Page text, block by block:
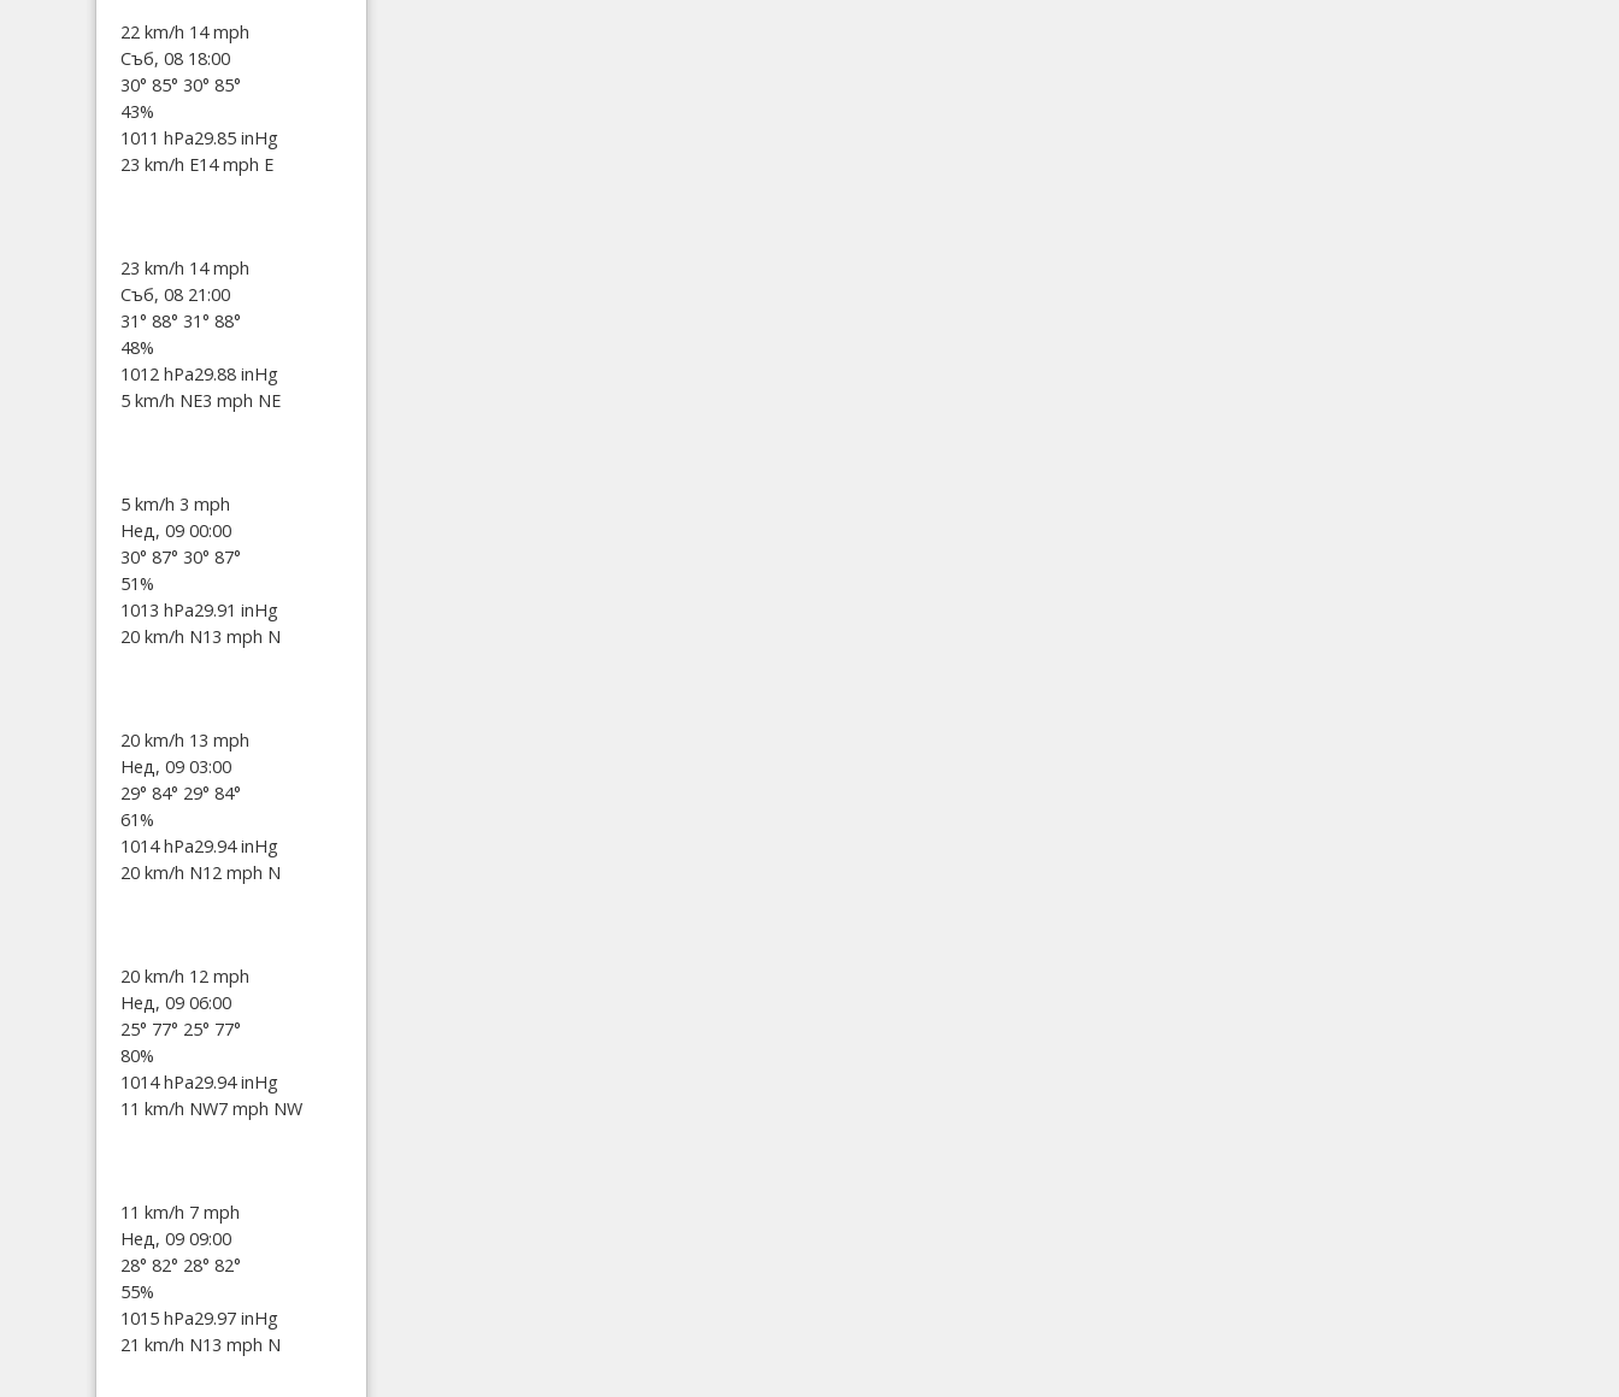
22 km/h 14 mph
Съб, 08 18:00
30° 85° 30° 85°
43%
1011 hPa29.85 inHg
23 km/h E14 mph E
23 km/h 14 mph
Съб, 08 21:00
31° 88° 31° 88°
48%
1012 hPa29.88 inHg
5 km/h NE3 mph NE
5 km/h 3 mph
Нед, 09 00:00
30° 87° 30° 87°
51%
1013 hPa29.91 inHg
20 km/h N13 mph N
20 km/h 13 mph
Нед, 09 03:00
29° 84° 29° 84°
61%
1014 hPa29.94 inHg
20 km/h N12 mph N
20 km/h 12 mph
Нед, 09 06:00
25° 77° 25° 77°
80%
1014 hPa29.94 inHg
11 km/h NW7 mph NW
11 km/h 7 mph
Нед, 09 09:00
28° 82° 28° 82°
55%
1015 hPa29.97 inHg
21 km/h N13 mph N